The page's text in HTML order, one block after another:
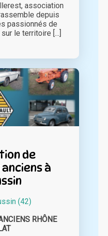
association
depuis
passionnés de
le territoire [...]
de
à
(42)
RHÔNE